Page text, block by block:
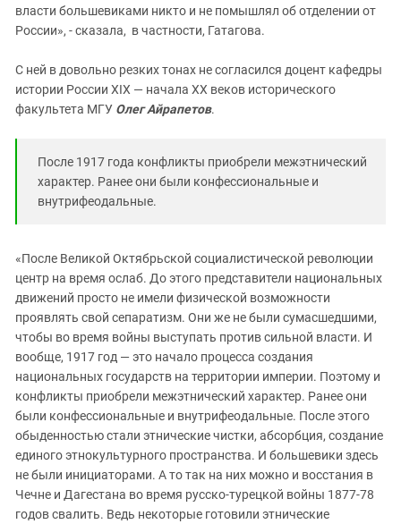
власти большевиками никто и не помышлял об отделении от
России», - сказала, в частности, Гатагова.
С ней в довольно резких тонах не согласился доцент кафедры
истории России XIX — начала XX веков исторического
факультета МГУ Олег Айрапетов.
После 1917 года конфликты приобрели межэтнический
характер. Ранее они были конфессиональные и
внутрифеодальные.
«После Великой Октябрьской социалистической революции
центр на время ослаб. До этого представители национальных
движений просто не имели физической возможности
проявлять свой сепаратизм. Они же не были сумасшедшими,
чтобы во время войны выступать против сильной власти. И
вообще, 1917 год — это начало процесса создания
национальных государств на территории империи. Поэтому и
конфликты приобрели межэтнический характер. Ранее они
были конфессиональные и внутрифеодальные. После этого
обыденностью стали этнические чистки, абсорбция, создание
единого этнокультурного пространства. И большевики здесь
не были инициаторами. А то так на них можно и восстания в
Чечне и Дагестана во время русско-турецкой войны 1877-78
годов свалить. Ведь некоторые готовили этнические